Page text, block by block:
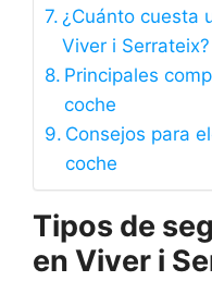
¿Cuánto cuesta
Viver i Serrateix?
Principales
coche
Consejos para
coche
Tipos de
en Viver i